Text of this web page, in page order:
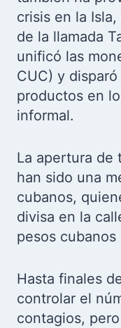
crisis en la
de la llamada
unificó las
CUC) y
productos en
informal.
La apertura de
han sido una
cubanos,
divisa en la
pesos cubanos
Hasta finales
controlar el
contagios,